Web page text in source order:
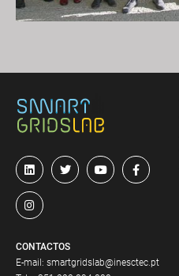
CONTACTOS
E-mail: smartgridslab@inesctec.pt